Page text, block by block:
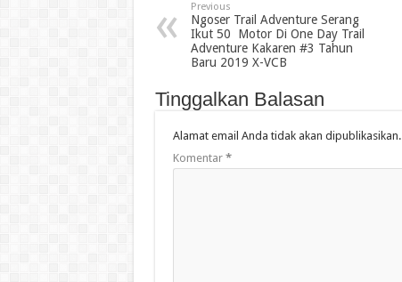
Previous
Ngoser Trail Adventure Serang
Ikut 50 Motor Di One Day Trail
Adventure Kakaren #3 Tahun
Baru 2019 X-VCB
Tinggalkan Balasan
Alamat email Anda tidak akan dipublikasikan.
Komentar *